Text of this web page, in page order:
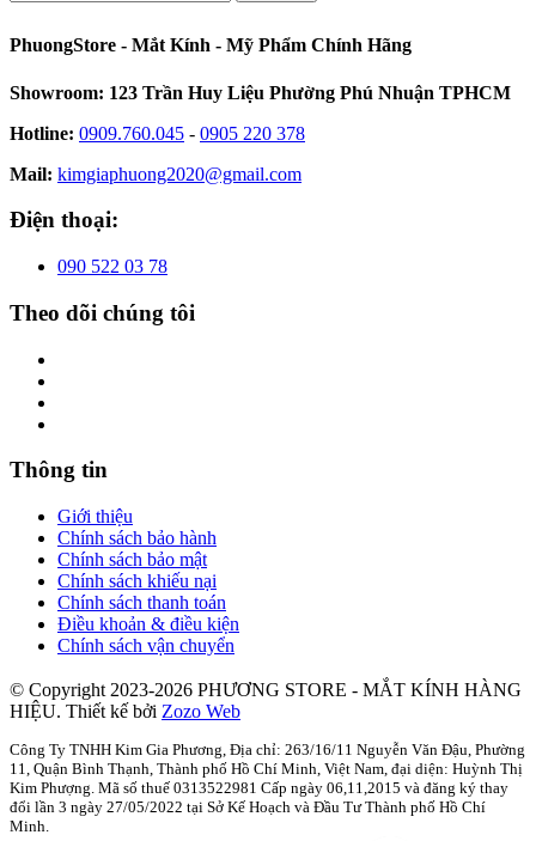
PhuongStore - Mắt Kính - Mỹ Phẩm Chính Hãng
Showroom: 123 Trần Huy Liệu Phường Phú Nhuận TPHCM
Hotline: 0909.760.045 - 0905 220 378
Mail: kimgiaphuong2020@gmail.com
Điện thoại:
090 522 03 78
Theo dõi chúng tôi
Thông tin
Giới thiệu
Chính sách bảo hành
Chính sách bảo mật
Chính sách khiếu nại
Chính sách thanh toán
Điều khoản & điều kiện
Chính sách vận chuyển
© Copyright 2023-2026 PHƯƠNG STORE - MẮT KÍNH HÀNG
HIỆU. Thiết kế bởi Zozo Web
Công Ty TNHH Kim Gia Phương, Địa chỉ: 263/16/11 Nguyễn Văn Đậu, Phường
11, Quận Bình Thạnh, Thành phố Hồ Chí Minh, Việt Nam, đại diện: Huỳnh Thị
Kim Phượng. Mã số thuế 0313522981 Cấp ngày 06,11,2015 và đăng ký thay
đổi lần 3 ngày 27/05/2022 tại Sở Kế Hoạch và Đầu Tư Thành phố Hồ Chí
Minh.